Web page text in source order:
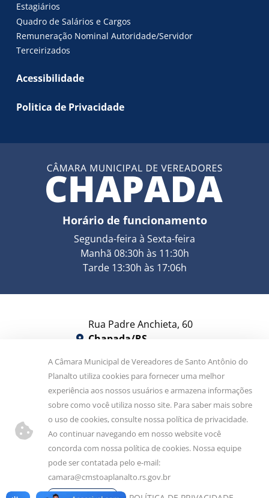
Estagiários
Quadro de Salários e Cargos
Remuneração Nominal Autoridade/Servidor
Terceirizados
Acessibilidade
Politica de Privacidade
Horário de funcionamento
Segunda-feira à Sexta-feira
Manhã 08:30h às 11:30h
Tarde 13:30h às 17:06h
Rua Padre Anchieta, 60
Chapada/RS
camara@camarachapada.rs.gov.br
(54) 9 9913-6248
Siga-nos!
A Câmara Municipal de Vereadores de Santo Antônio do
Planalto utiliza cookies para fornecer uma melhor
experiência aos nossos usuários e armazena informações
sobre como você utiliza nosso site. Para saber mais sobre
o uso de cookies, consulte nossa política de privacidade.
Ao continuar navegando em nosso website você
concorda com nossa política de cookies. Nossa equipe
pode ser contatada pelo e-mail:
camara@cmstoaplanalto.rs.gov.br